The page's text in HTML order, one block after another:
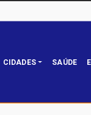
CIDADES SAÚDE